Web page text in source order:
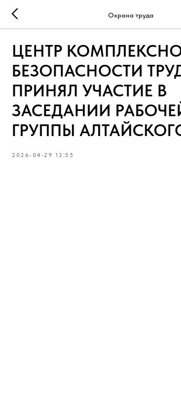
Охрана труда
ЦЕНТР
БЕЗОПАСНОСТИ
ПРИНЯЛ УЧАСТИЕ В
ЗАСЕДАНИИ
ГРУППЫ
2026-04-29 13:55